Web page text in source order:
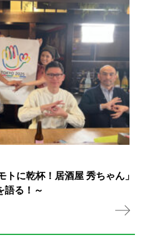
トに乾杯！居酒屋 秀ちゃん」
語る！～